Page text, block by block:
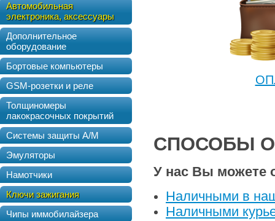
Автомобильная
электроника, аксессуары
Дополнительное
оборудование
Бортовые компьютеры
GSM-розетки и реле
Толщиномеры
лакокрасочных покрытий
Системы защиты А/М
Эмуляторы
Намотчики
Ключи зажигания
Чипы иммобилайзера
СПОСОБЫ
У нас Вы можете
Наличными в
Наличными